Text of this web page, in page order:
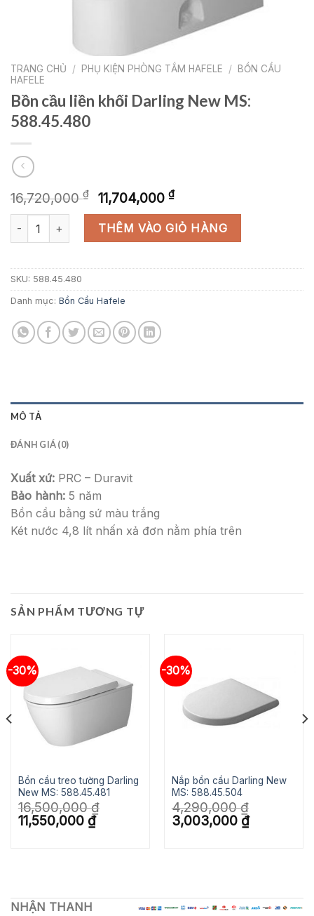
TRANG CHỦ / PHỤ KIỆN PHÒNG TẮM HAFELE /
BỒN CẦU
HAFELE
Bồn cầu liền khối Darling New MS:
588.45.480
16,720,000₫
Giá
gốc
là:
16,720,000 ₫.
11,704,000 ₫Giá
hiện
tại
là:
11,704,000 ₫.
Bồn cầu liền khối Darling New MS: 588.45.480 số lượng
THÊM VÀO GIỎ HÀNG
SKU: 588.45.480
Danh mục: Bồn Cầu Hafele
MÔ TẢ
ĐÁNH GIÁ (0)
Xuất xứ: PRC – Duravit
Bảo hành: 5 năm
Bồn cầu bằng sứ màu trắng
Két nước 4,8 lít nhấn xả đơn nằm phía trên
SẢN PHẨM TƯƠNG TỰ
-30%
Bồn cầu treo tường Darling
New MS: 588.45.481
16,500,000₫
Giá
gốc
11,550,000 ₫Giá
hiện
-30%
Nắp bồn cầu Darling New
MS: 588.45.504
4,290,000₫
Giá
gốc
3,003,000 ₫Giá
hiện
NHẬN THANH